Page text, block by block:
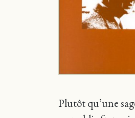
Plutôt qu’une